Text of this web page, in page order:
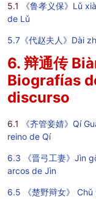
5.1
《鲁孝义保》Lǔ
de Lǔ
5.7《代赵夫人》Dài
6. 辩通传
Biografías
discurso
6.1
《齐管妾婧》Qí
reino de Qí
6.3 《晋弓工妻》Jìn
arcos de Jìn
6.5 《楚野辩女》